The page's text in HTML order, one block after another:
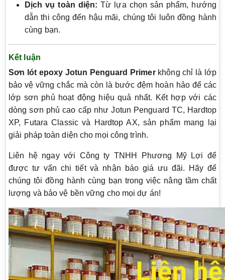
Dịch vụ toàn diện: Từ lựa chọn sản phẩm, hướng
dẫn thi công đến hậu mãi, chúng tôi luôn đồng hành
cùng bạn.
Kết luận
Sơn lót epoxy Jotun Penguard Primerkhông chỉ là lớp
bảo vệ vững chắc mà còn là bước đệm hoàn hảo để các
lớp sơn phủ hoạt động hiệu quả nhất. Kết hợp với các
dòng sơn phủ cao cấp như Jotun Penguard TC, Hardtop
XP, Futara Classic và Hardtop AX, sản phẩm mang lại
giải pháp toàn diện cho mọi công trình.
Liên hệ ngay với Công ty TNHH Phương Mỹ Lợi để
được tư vấn chi tiết và nhận báo giá ưu đãi. Hãy để
chúng tôi đồng hành cùng bạn trong việc nâng tầm chất
lượng và bảo vệ bền vững cho mọi dự án!